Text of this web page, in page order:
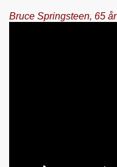
Bruce Springsteen, 65 år